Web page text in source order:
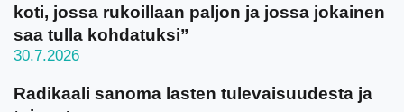
koti, jossa rukoillaan paljon ja jossa jokainen
saa tulla kohdatuksi”
30.7.2026
Radikaali sanoma lasten tulevaisuudesta ja